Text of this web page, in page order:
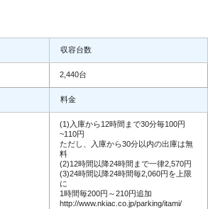
収容台数
2,440台
料金
(1)入庫から12時間まで30分毎100円
~110円
ただし、入庫から30分以内の出庫は無
料
(2)12時間以降24時間まで一律2,570円
(3)24時間以降24時間毎2,060円を上限
に
1時間毎200円～210円追加
http://www.nkiac.co.jp/parking/itami/